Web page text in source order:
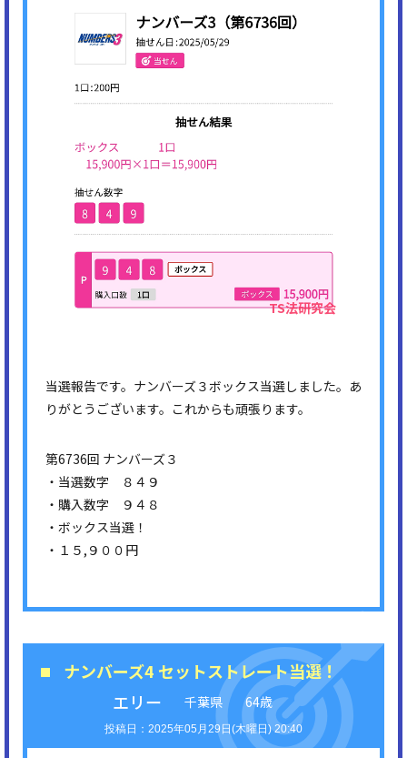
当選報告です。ナンバーズ３ボックス当選しました。あ
りがとうございます。これからも頑張ります。
第6736回 ナンバーズ３
・当選数字 ８４９
・購入数字 ９４８
・ボックス当選！
・１５,９００円
ナンバーズ4 セットストレート当選！
エリー
千葉県 64歳
2025年05月29日(木曜日) 20:40